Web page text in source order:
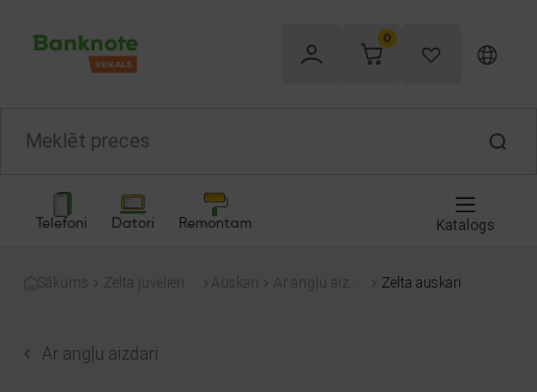
0
Telefoni Datori Remontam Katalogs
Sākums
Zelta juvelierizs
Auskari
Ar angļu aizda
Zelta auskari
Ar angļu aizdari